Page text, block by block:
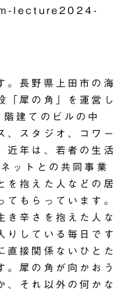
lecture2024-
。長野県上田市の海
「犀の角」を運営し
建てのビルの中
、スタジオ、コワー
近年は、若者の生活
ットとの共同事業
を抱えた人などの居
てもらっています。
き辛さを抱えた人な
りしている毎日です
直接関係ないひとた
。犀の角が向かおう
、それ以外の何かな